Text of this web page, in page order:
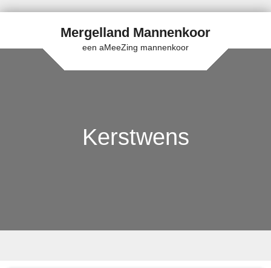
Mergelland Mannenkoor
een aMeeZing mannenkoor
Kerstwens